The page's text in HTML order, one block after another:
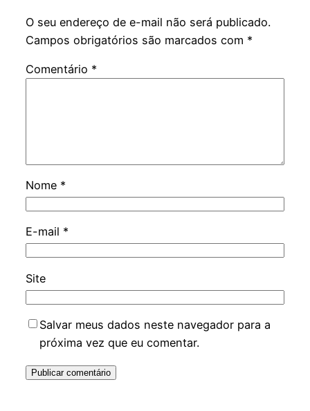
O seu endereço de e-mail não será publicado.
Campos obrigatórios são marcados com *
Comentário *
Nome *
E-mail *
Site
Salvar meus dados neste navegador para a
próxima vez que eu comentar.